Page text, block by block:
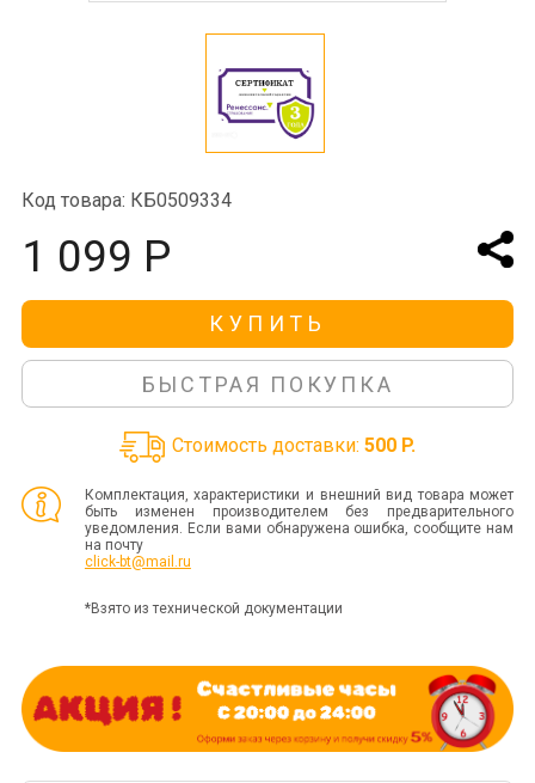
Код товара: КБ0509334
1 099 Р
КУПИТЬ
БЫСТРАЯ ПОКУПКА
Стоимость доставки: 500 P.
Комплектация, характеристики и внешний вид товара может
быть изменен производителем без предварительного
уведомления. Если вами обнаружена ошибка, сообщите нам
на почту
click-bt@mail.ru
*Взято из технической документации